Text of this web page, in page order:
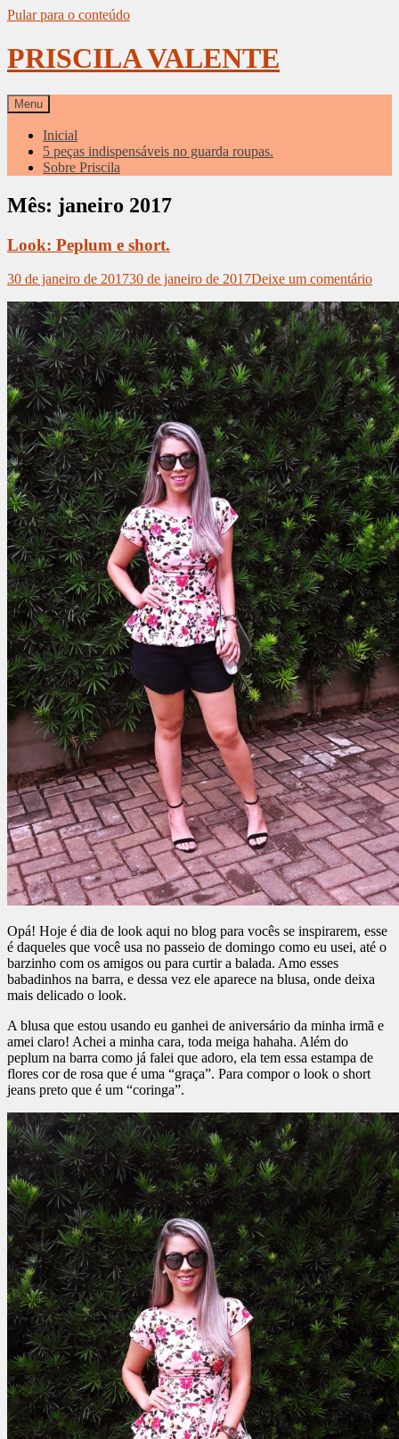
Pular para o conteúdo
PRISCILA VALENTE
Menu
Inicial
5 peças indispensáveis no guarda roupas.
Sobre Priscila
Mês: janeiro 2017
Look: Peplum e short.
30 de janeiro de 201730 de janeiro de 2017Deixe um comentário
Opá! Hoje é dia de look aqui no blog para vocês se inspirarem, esse
é daqueles que você usa no passeio de domingo como eu usei, até o
barzinho com os amigos ou para curtir a balada. Amo esses
babadinhos na barra, e dessa vez ele aparece na blusa, onde deixa
mais delicado o look.
A blusa que estou usando eu ganhei de aniversário da minha irmã e
amei claro! Achei a minha cara, toda meiga hahaha. Além do
peplum na barra como já falei que adoro, ela tem essa estampa de
flores cor de rosa que é uma “graça”. Para compor o look o short
jeans preto que é um “coringa”.